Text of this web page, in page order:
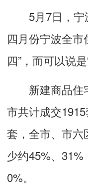
5月7日，宁
四月份宁波全
四”，而可以说是
新建商品住宅
市共计成交
套，全市、市六
少约45%、
0%。